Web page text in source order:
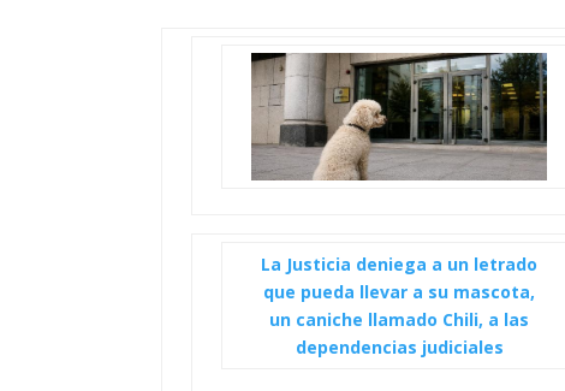
La Justicia deniega a un letrado
que pueda llevar a su mascota,
un caniche llamado Chili, a las
dependencias judiciales